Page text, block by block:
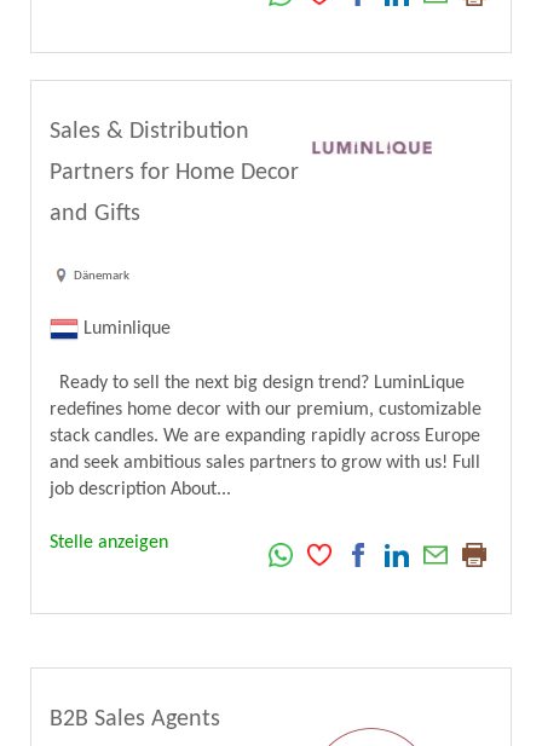
Sales & Distribution
Partners for Home Decor
and Gifts
Dänemark
Luminlique
Ready to sell the next big design trend? LuminLique
redefines home decor with our premium, customizable
stack candles. We are expanding rapidly across Europe
and seek ambitious sales partners to grow with us! Full
job description About...
Stelle anzeigen
B2B Sales Agents